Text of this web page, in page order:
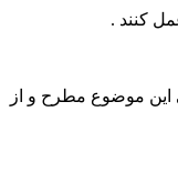
کنند .
این موضوع مطرح و از